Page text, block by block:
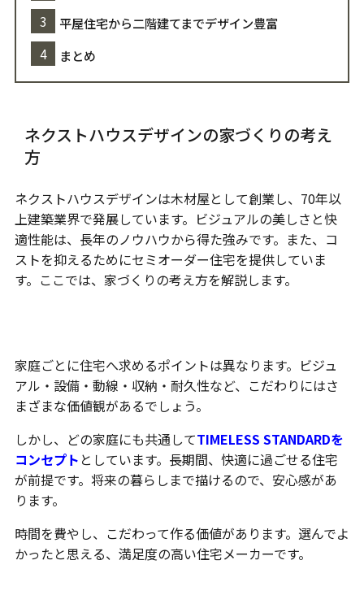
平屋住宅から二階建てまでデザイン豊富
まとめ
ネクストハウスデザインの家づくりの考え
方
ネクストハウスデザインは木材屋として創業し、70年以
上建築業界で発展しています。ビジュアルの美しさと快
適性能は、長年のノウハウから得た強みです。また、コ
ストを抑えるためにセミオーダー住宅を提供していま
す。ここでは、家づくりの考え方を解説します。
家庭ごとに住宅へ求めるポイントは異なります。ビジュ
アル・設備・動線・収納・耐久性など、こだわりにはさ
まざまな価値観があるでしょう。
しかし、どの家庭にも共通してTIMELESS STANDARDを
コンセプト としています。長期間、快適に過ごせる住宅
が前提です。将来の暮らしまで描けるので、安心感があ
ります。
時間を費やし、こだわって作る価値があります。選んでよ
かったと思える、満足度の高い住宅メーカーです。